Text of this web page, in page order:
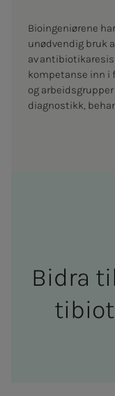
Bi­d­ra
Bioingeniørene
unødvendig bruk
av
kompetanse inn i
og
diagnostikk,